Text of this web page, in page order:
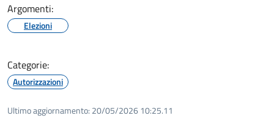
Argomenti:
Elezioni
Categorie:
Autorizzazioni
Ultimo aggiornamento: 20/05/2026 10:25.11